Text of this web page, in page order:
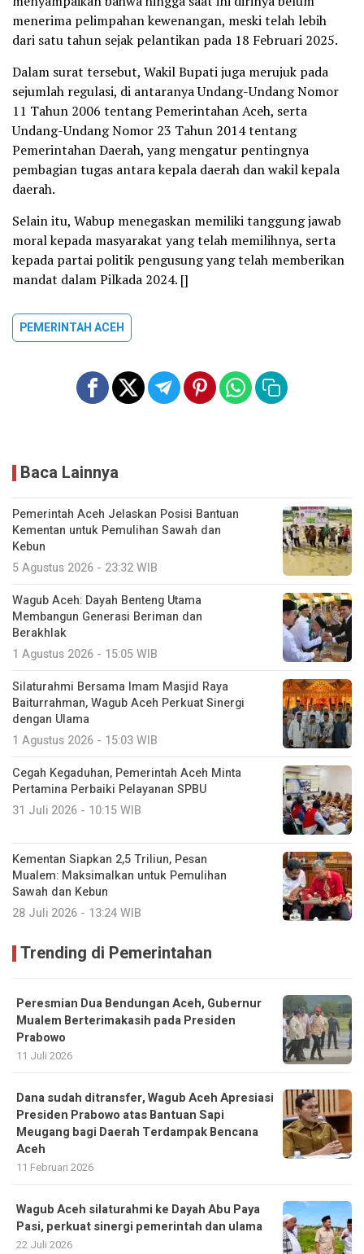
menerima pelimpahan kewenangan, meski telah lebih
dari satu tahun sejak pelantikan pada 18 Februari 2025.
Dalam surat tersebut, Wakil Bupati juga merujuk pada
sejumlah regulasi, di antaranya Undang-Undang Nomor
11 Tahun 2006 tentang Pemerintahan Aceh, serta
Undang-Undang Nomor 23 Tahun 2014 tentang
Pemerintahan Daerah, yang mengatur pentingnya
pembagian tugas antara kepala daerah dan wakil kepala
daerah.
Selain itu, Wabup menegaskan memiliki tanggung jawab
moral kepada masyarakat yang telah memilihnya, serta
kepada partai politik pengusung yang telah memberikan
mandat dalam Pilkada 2024. []
PEMERINTAH ACEH
Baca Lainnya
Pemerintah Aceh Jelaskan Posisi Bantuan
Kementan untuk Pemulihan Sawah dan
Kebun
5 Agustus 2026 - 23:32 WIB
Wagub Aceh: Dayah Benteng Utama
Membangun Generasi Beriman dan
Berakhlak
1 Agustus 2026 - 15:05 WIB
Silaturahmi Bersama Imam Masjid Raya
Baiturrahman, Wagub Aceh Perkuat Sinergi
dengan Ulama
1 Agustus 2026 - 15:03 WIB
Cegah Kegaduhan, Pemerintah Aceh Minta
Pertamina Perbaiki Pelayanan SPBU
31 Juli 2026 - 10:15 WIB
Kementan Siapkan 2,5 Triliun, Pesan
Mualem: Maksimalkan untuk Pemulihan
Sawah dan Kebun
28 Juli 2026 - 13:24 WIB
Trending di Pemerintahan
Peresmian Dua Bendungan Aceh, Gubernur
Mualem Berterimakasih pada Presiden
Prabowo
11 Juli 2026
Dana sudah ditransfer, Wagub Aceh Apresiasi
Presiden Prabowo atas Bantuan Sapi
Meugang bagi Daerah Terdampak Bencana
Aceh ‎
11 Februari 2026
Wagub Aceh silaturahmi ke Dayah Abu Paya
Pasi, perkuat sinergi pemerintah dan ulama
22 Juli 2026